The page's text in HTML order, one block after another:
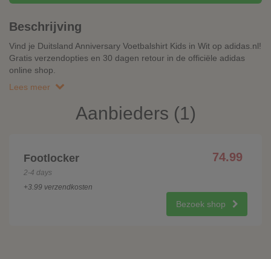
Beschrijving
Vind je Duitsland Anniversary Voetbalshirt Kids in Wit op adidas.nl!
Gratis verzendopties en 30 dagen retour in de officiële adidas
online shop.
Lees meer
Aanbieders (1)
Footlocker 74.99
2-4 days
+3.99 verzendkosten
Bezoek shop